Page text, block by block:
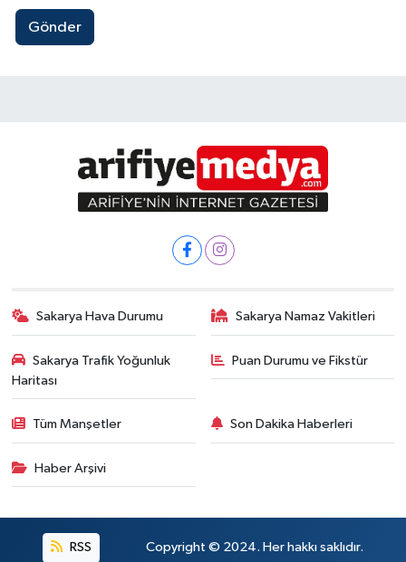
Gönder
Sakarya Hava Durumu Sakarya Namaz Vakitleri
Sakarya Trafik Yoğunluk
Haritası
Puan Durumu ve Fikstür
Tüm Manşetler Son Dakika Haberleri
Haber Arşivi
RSS Copyright © 2024. Her hakkı saklıdır.